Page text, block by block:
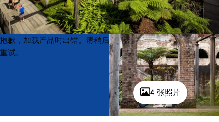
4 张照片
Product
List
Product
List
抱歉，加载产品时出错。请稍后
重试。